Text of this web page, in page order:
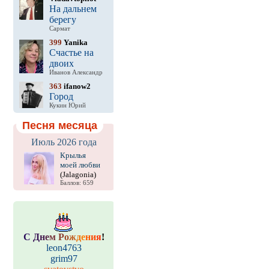
На дальнем
берегу
Сармат
399 Yanika
Счастье на
двоих
Иванов Александр
363 ifanow2
Город
Кукин Юрий
Песня месяца
Июль 2026 года
Крылья
моей любви
(Jalagonia)
Баллов: 659
С Днем Рождения!
leon4763
grim97